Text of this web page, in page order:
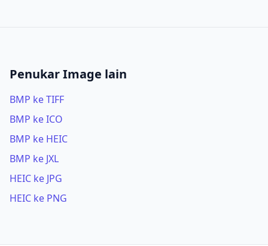
Penukar Image lain
BMP ke TIFF
BMP ke ICO
BMP ke HEIC
BMP ke JXL
HEIC ke JPG
HEIC ke PNG